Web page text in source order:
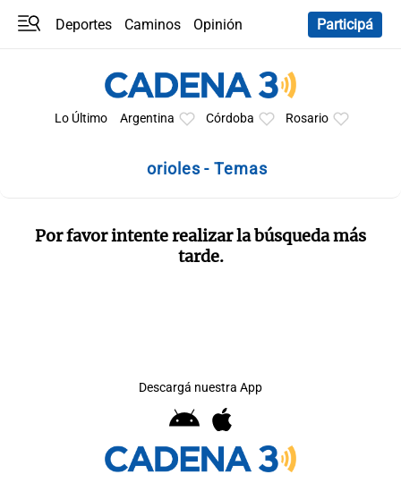
Deportes Caminos
Opinión
Participá
Lo Último Argentina Córdoba Rosario
orioles - Temas
Por favor intente realizar la búsqueda más
tarde.
Descargá nuestra App